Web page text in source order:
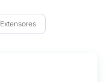
Extensores